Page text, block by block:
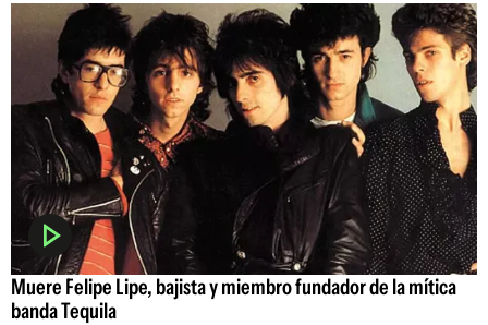
Muere Felipe Lipe, bajista y miembro fundador de la mítica
banda Tequila